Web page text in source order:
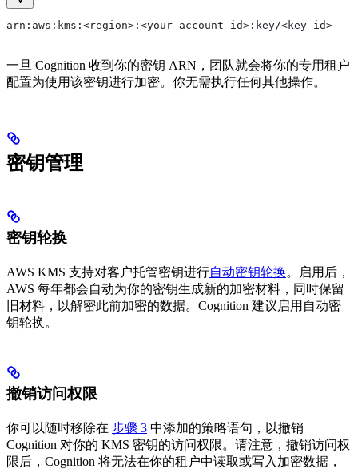
arn:aws:kms:<region>:<your-account-id>:key/<key-id>
一旦 Cognition 收到你的密钥 ARN，团队就会将你的专用租户
配置为使用该密钥进行加密。你无需执行任何其他操作。
密钥管理
密钥轮换
AWS KMS 支持对客户托管密钥进行自动密钥轮换。启用后，
AWS 每年都会自动为你的密钥生成新的加密材料，同时保留
旧材料，以解密此前加密的数据。Cognition 建议启用自动密
钥轮换。
撤销访问权限
你可以随时移除在 步骤 3 中添加的策略语句，以撤销
Cognition 对你的 KMS 密钥的访问权限。请注意，撤销访问权
限后，Cognition 将无法在你的租户中读取或写入加密数据，